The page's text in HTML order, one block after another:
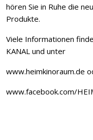
hören Sie in Ruhe die
Produkte.
Viele Informationen
KANAL und unter
www.heimkinoraum.de
www.facebook.com/